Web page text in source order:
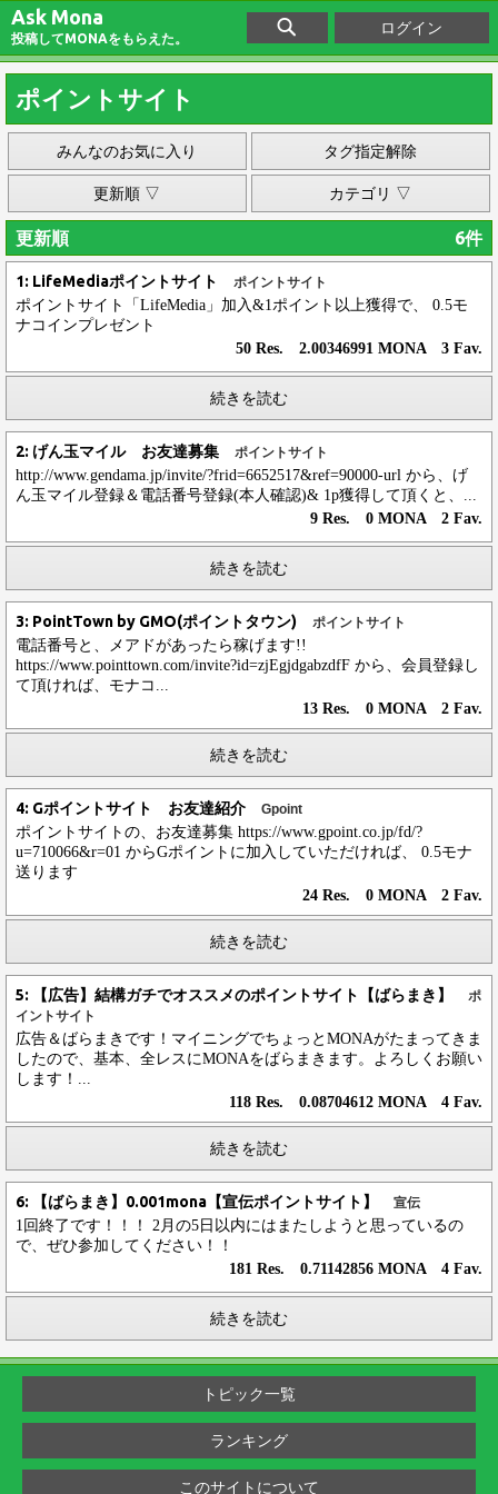
Ask Mona
投稿してMONAをもらえた。
ログイン
ポイントサイト
みんなのお気に入り タグ指定解除
更新順 ▽ カテゴリ ▽
更新順 6件
1: LifeMediaポイントサイト ポイントサイト
ポイントサイト「LifeMedia」加入&1ポイント以上獲得で、 0.5モ
ナコインプレゼント
50 Res. 2.00346991 MONA 3 Fav.
続きを読む
2: げん玉マイル お友達募集 ポイントサイト
http://www.gendama.jp/invite/?frid=6652517&ref=90000-url から、げ
ん玉マイル登録＆電話番号登録(本人確認)& 1p獲得して頂くと、...
9 Res. 0 MONA 2 Fav.
続きを読む
3: PointTown by GMO(ポイントタウン) ポイントサイト
電話番号と、メアドがあったら稼げます!!
https://www.pointtown.com/invite?id=zjEgjdgabzdfF から、会員登録し
て頂ければ、モナコ...
13 Res. 0 MONA 2 Fav.
続きを読む
4: Gポイントサイト お友達紹介 Gpoint
ポイントサイトの、お友達募集 https://www.gpoint.co.jp/fd/?
u=710066&r=01 からGポイントに加入していただければ、 0.5モナ
送ります
24 Res. 0 MONA 2 Fav.
続きを読む
5: 【広告】結構ガチでオススメのポイントサイト【ばらまき】 ポ
イントサイト
広告＆ばらまきです！マイニングでちょっとMONAがたまってきま
したので、基本、全レスにMONAをばらまきます。よろしくお願い
します！...
118 Res. 0.08704612 MONA 4 Fav.
続きを読む
6: 【ばらまき】0.001mona【宣伝ポイントサイト】 宣伝
1回終了です！！！ 2月の5日以内にはまたしようと思っているの
で、ぜひ参加してください！！
181 Res. 0.71142856 MONA 4 Fav.
続きを読む
トピック一覧
ランキング
このサイトについて